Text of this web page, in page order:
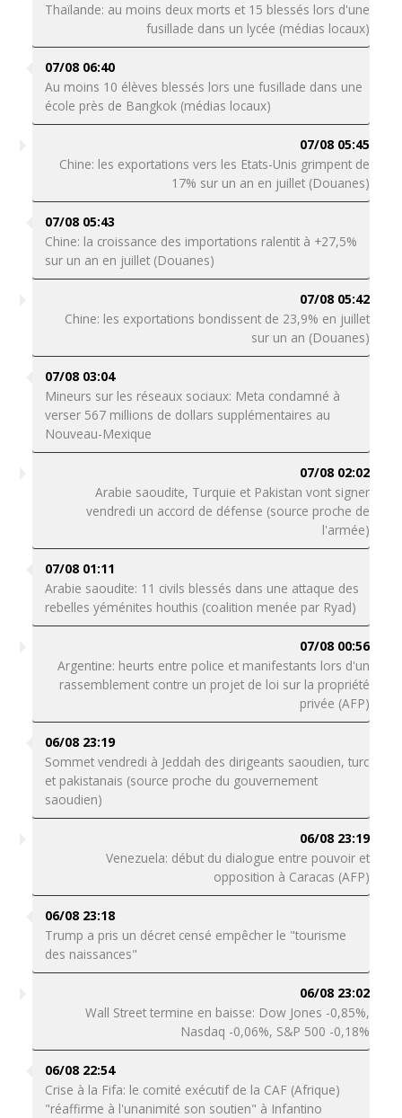
Thaïlande: au moins deux morts et 15 blessés lors d'une
fusillade dans un lycée (médias locaux)
07/08 06:40
Au moins 10 élèves blessés lors une fusillade dans une
école près de Bangkok (médias locaux)
07/08 05:45
Chine: les exportations vers les Etats-Unis grimpent de
17% sur un an en juillet (Douanes)
07/08 05:43
Chine: la croissance des importations ralentit à +27,5%
sur un an en juillet (Douanes)
07/08 05:42
Chine: les exportations bondissent de 23,9% en juillet
sur un an (Douanes)
07/08 03:04
Mineurs sur les réseaux sociaux: Meta condamné à
verser 567 millions de dollars supplémentaires au
Nouveau-Mexique
07/08 02:02
Arabie saoudite, Turquie et Pakistan vont signer
vendredi un accord de défense (source proche de
l'armée)
07/08 01:11
Arabie saoudite: 11 civils blessés dans une attaque des
rebelles yéménites houthis (coalition menée par Ryad)
07/08 00:56
Argentine: heurts entre police et manifestants lors d'un
rassemblement contre un projet de loi sur la propriété
privée (AFP)
06/08 23:19
Sommet vendredi à Jeddah des dirigeants saoudien, turc
et pakistanais (source proche du gouvernement
saoudien)
06/08 23:19
Venezuela: début du dialogue entre pouvoir et
opposition à Caracas (AFP)
06/08 23:18
Trump a pris un décret censé empêcher le "tourisme
des naissances"
06/08 23:02
Wall Street termine en baisse: Dow Jones -0,85%,
Nasdaq -0,06%, S&P 500 -0,18%
06/08 22:54
Crise à la Fifa: le comité exécutif de la CAF (Afrique)
"réaffirme à l'unanimité son soutien" à Infantino